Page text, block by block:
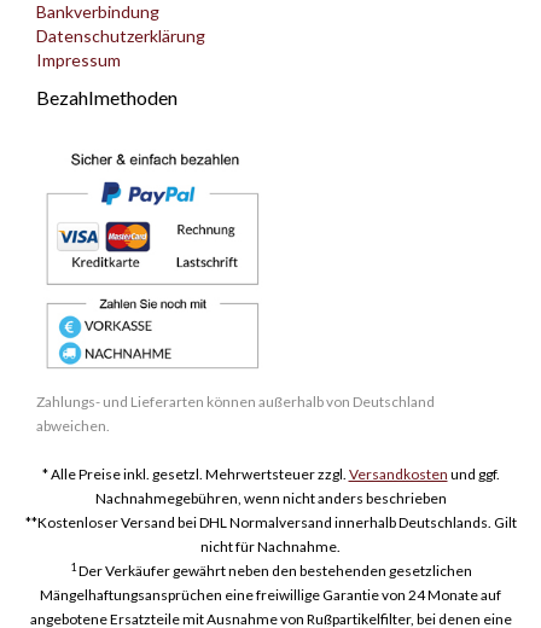
Bankverbindung
Datenschutzerklärung
Impressum
Bezahlmethoden
Zahlungs- und Lieferarten können außerhalb von Deutschland
abweichen.
* Alle Preise inkl. gesetzl. Mehrwertsteuer zzgl. Versandkosten und ggf.
Nachnahmegebühren, wenn nicht anders beschrieben
**Kostenloser Versand bei DHL Normalversand innerhalb Deutschlands. Gilt
nicht für Nachnahme.
1Der Verkäufer gewährt neben den bestehenden gesetzlichen
Mängelhaftungsansprüchen eine freiwillige Garantie von 24 Monate auf
angebotene Ersatzteile mit Ausnahme von Rußpartikelfilter, bei denen eine